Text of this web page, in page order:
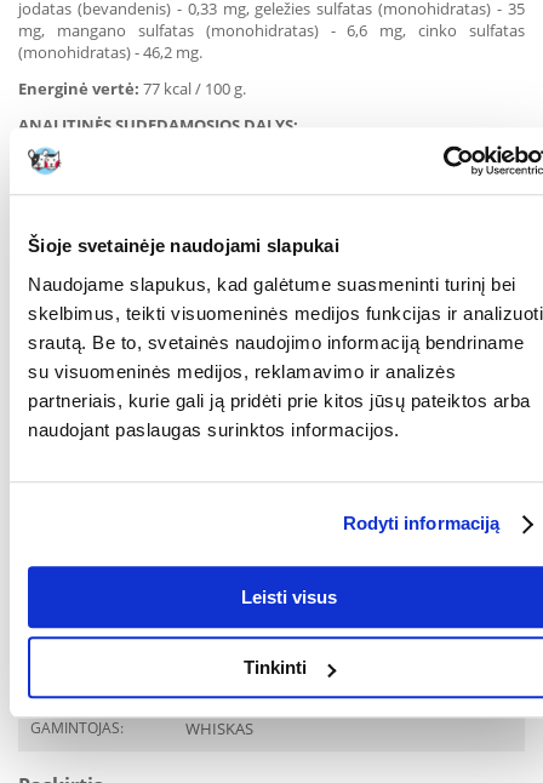
Šioje svetainėje naudojami slapukai
Naudojame slapukus, kad galėtume suasmeninti turinį bei
skelbimus, teikti visuomeninės medijos funkcijas ir analizuoti
srautą. Be to, svetainės naudojimo informaciją bendriname
su visuomeninės medijos, reklamavimo ir analizės
partneriais, kurie gali ją pridėti prie kitos jūsų pateiktos arba
naudojant paslaugas surinktos informacijos.
Rodyti informaciją
Leisti visus
Tinkinti
jodatas (bevandenis) - 0,33 mg, geležies sulfatas (monohidratas) - 35
mg, mangano sulfatas (monohidratas) - 6,6 mg, cinko sulfatas
(monohidratas) - 46,2 mg.
Energinė vertė: 77 kcal / 100 g.
ANALITINĖS SUDEDAMOSIOS DALYS:
Baltymai - 8 %, riebalai - 4 %, neorganinės medžiagos - 1,5 %,
Rekomenduojama augintinį šerti sauso ir šlapio ėdalo mišiniu.
Laikykitės pereinamojo laikotarpio keisdami mitybos planą ir
reguliuokite maisto kiekį pagal savo augintinio poreikius.
Pasirūpinkite, kad visada būtų šviežio vandens. Laikyti uždarytą
vėsioje ir sausoje vietoje.
KOKIAM
AUGINTINIUI:
Katėms
WHISKAS Vištiena padaže
GAMINTOJAS: WHISKAS